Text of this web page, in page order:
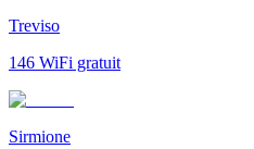
Treviso
146 WiFi gratuit
Sirmione